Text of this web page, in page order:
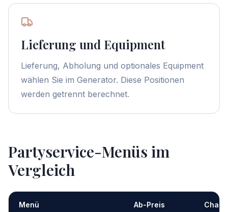
Lieferung und Equipment
Lieferung, Abholung und optionales Equipment
wählen Sie im Generator. Diese Positionen
werden getrennt berechnet.
Partyservice-Menüs im
Vergleich
Menü Ab-Preis